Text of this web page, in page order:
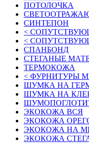
ПОТОЛОЧКА
СИНТЕПОН
<
<
СПАНБОНД
СТЕГАНЫЕ
ТЕРМОКОЖА
< ФУРНИТУРЫ
ШУМКА НА
ШУМКА НА
ЭКОКОЖА ВСЯ
ЭКОКОЖА
ЭКОКОЖА НА
ЭКОКОЖА